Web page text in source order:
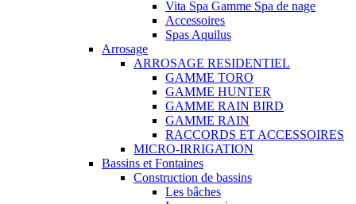
Vita Spa Gamme Spa de nage
Accessoires
Spas Aquilus
Arrosage
ARROSAGE RESIDENTIEL
GAMME TORO
GAMME HUNTER
GAMME RAIN BIRD
GAMME RAIN
RACCORDS ET ACCESSOIRES
MICRO-IRRIGATION
Bassins et Fontaines
Construction de bassins
Les bâches